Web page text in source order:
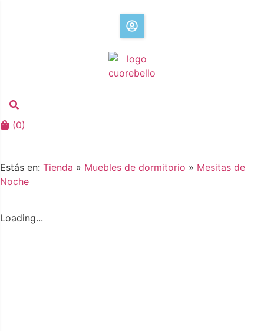
(0)
Estás en: Tienda » Muebles de dormitorio » Mesitas de
Noche
Loading...